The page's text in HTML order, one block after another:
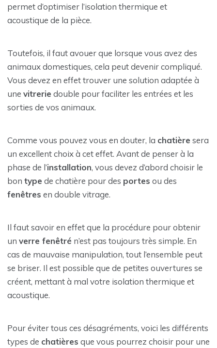
permet d’optimiser l’isolation thermique et
acoustique de la pièce.
Toutefois, il faut avouer que lorsque vous avez des
animaux domestiques, cela peut devenir compliqué.
Vous devez en effet trouver une solution adaptée à
une vitrerie double pour faciliter les entrées et les
sorties de vos animaux.
Comme vous pouvez vous en douter, la chatière sera
un excellent choix à cet effet. Avant de penser à la
phase de l’installation, vous devez d’abord choisir le
bon type de chatière pour des portes ou des
fenêtres en double vitrage.
Il faut savoir en effet que la procédure pour obtenir
un verre fenêtré n’est pas toujours très simple. En
cas de mauvaise manipulation, tout l’ensemble peut
se briser. Il est possible que de petites ouvertures se
créent, mettant à mal votre isolation thermique et
acoustique.
Pour éviter tous ces désagréments, voici les différents
types de chatières que vous pourrez choisir pour une